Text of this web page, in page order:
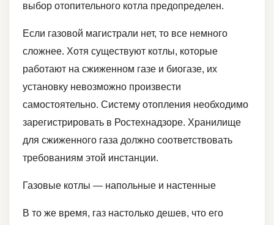
выбор отопительного котла предопределен.
Если газовой магистрали нет, то все немного
сложнее. Хотя существуют котлы, которые
работают на сжиженном газе и биогазе, их
установку невозможно произвести
самостоятельно. Систему отопления необходимо
зарегистрировать в Ростехнадзоре. Хранилище
для сжиженного газа должно соответствовать
требованиям этой инстанции.
Газовые котлы — напольные и настенные
В то же время, газ настолько дешев, что его